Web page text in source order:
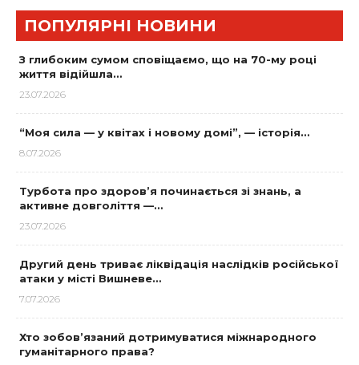
ПОПУЛЯРНІ НОВИНИ
З глибоким сумом сповіщаємо, що на 70-му році
життя відійшла…
23.07.2026
“Моя сила — у квітах і новому домі”, — історія…
8.07.2026
Турбота про здоров’я починається зі знань, а
активне довголіття —…
23.07.2026
Другий день триває ліквідація наслідків російської
атаки у місті Вишневе…
7.07.2026
Хто зобов’язаний дотримуватися міжнародного
гуманітарного права?